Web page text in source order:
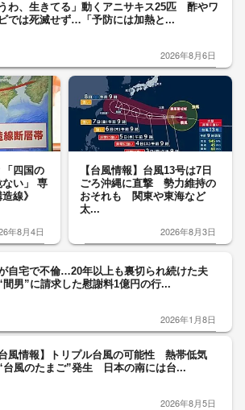
うわ、生きてる」動くアニサキス25匹 酢やワ
では死滅せず…「予防には加熱と...
2026年8月6日
四国の
い」 専
線》
年8月4日
【台風情報】台風13号は7日
ごろ沖縄に直撃 勢力維持の
おそれも 関東や東海など
太...
2026年8月3日
自宅で不倫…20年以上も裏切られ続けた夫
間男”に請求した慰謝料1億円の行...
2026年1月8日
台風情報】トリプル台風の可能性 熱帯低気
台風のたまご”発生 日本の南には台...
2026年8月5日